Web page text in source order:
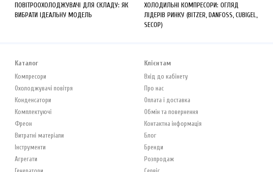
ПОВІТРООХОЛОДЖУВАЧІ ДЛЯ СКЛАДУ: ЯК
ВИБРАТИ ІДЕАЛЬНУ МОДЕЛЬ
ХОЛОДИЛЬНІ КОМПРЕСОРИ: ОГЛЯД
ЛІДЕРІВ РИНКУ (BITZER, DANFOSS, CUBIGEL,
SECOP)
Каталог
Компресори
Охолоджувачі повітря
Конденсатори
Комплектуючі
Фреон
Витратні матеріали
Інструменти
Агрегати
Клієнтам
Вхід до кабінету
Про нас
Оплата і доставка
Обмін та повернення
Контактна інформація
Блог
Бренди
Розпродаж